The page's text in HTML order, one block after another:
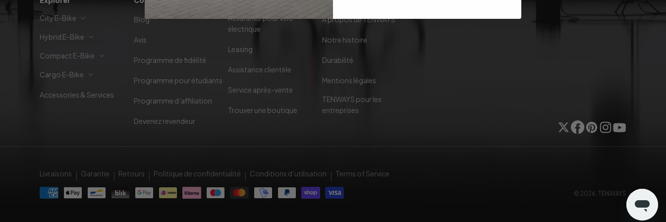
City E-Bike
Hybrid E-Bike
Compact E-Bike
Cargo E-Bike
Accessories & Services
Blog
Avis
Programme de fidélité
Programme pour étudiants
Programme d’affiliation
Devenez revendeur
Assurance pour vélo
électrique
Leasing
Assistance clientèle
Service après-vente
Trouver une boutique
À propos de TENWAYS
Notre histoire
Durabilité
Mentions légales
TENWAYS pour les
entreprises
TwitterFacebook
PinterestInstagram
YouTube
Livraisons Garantie Retours Politique de confidentialité Conditions d’utilisation Terms of Service
Méthodes
© 2026, TENWAYS